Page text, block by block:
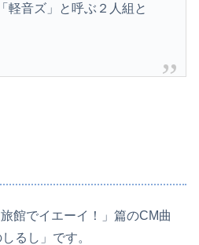
軽音ズ」と呼ぶ２人組と
館でイエーイ！」篇のCM曲
るし」です。